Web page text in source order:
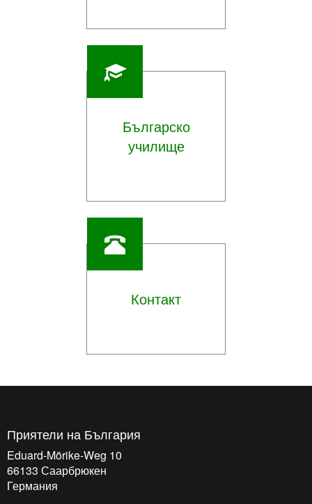
Българско
училище
Контакт
Приятели на България
Eduard-Mörike-Weg 10
66133 Саарбрюкен
Германия